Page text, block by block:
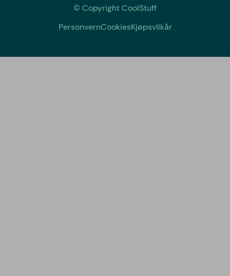
© Copyright CoolStuff
PersonvernCookiesKjøpsvilkår